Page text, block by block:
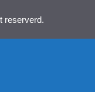
reserverd.